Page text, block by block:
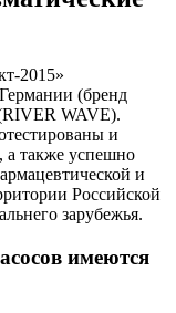
2015»
(бренд
WAVE).
и
также успешно
и
Российской
зарубежья.
имеются